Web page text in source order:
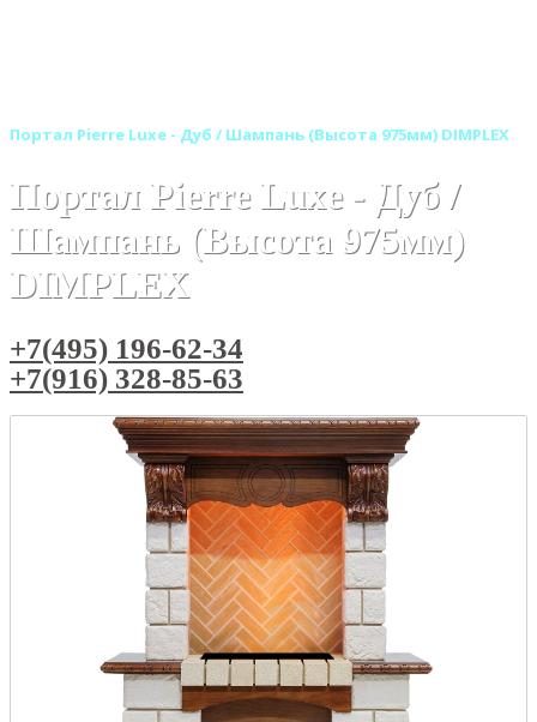
Портал Pierre Luxe - Дуб / Шампань (Высота 975мм) DIMPLEX
Портал Pierre Luxe - Дуб /
Шампань (Высота 975мм)
DIMPLEX
+7(495) 196-62-34
+7(916) 328-85-63